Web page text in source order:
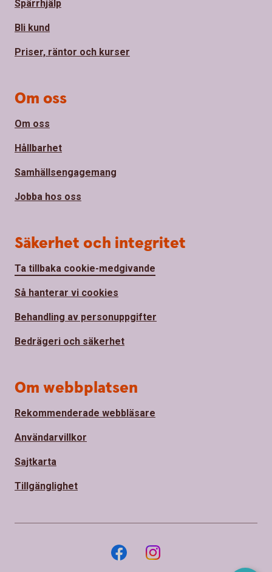
Spärrhjälp
Bli kund
Priser, räntor och kurser
Om oss
Om oss
Hållbarhet
Samhällsengagemang
Jobba hos oss
Säkerhet och integritet
Ta tillbaka cookie-medgivande
Så hanterar vi cookies
Behandling av personuppgifter
Bedrägeri och säkerhet
Om webbplatsen
Rekommenderade webbläsare
Användarvillkor
Sajtkarta
Tillgänglighet